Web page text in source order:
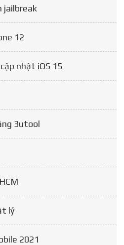
jailbreak
12
nhật iOS 15
3utool
lý
2021